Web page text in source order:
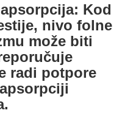
Kod
nivo folne
može biti
radi potpore